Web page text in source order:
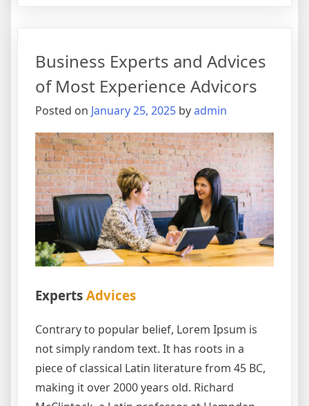
Business Experts and Advices
of Most Experience Advicors
Posted on January 25, 2025 byadmin
Experts Advices
Contrary to popular belief, Lorem Ipsum is
not simply random text. It has roots in a
piece of classical Latin literature from 45 BC,
making it over 2000 years old. Richard